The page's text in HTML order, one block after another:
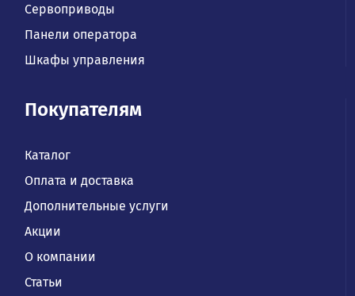
Сервоприводы
Панели оператора
Шкафы управления
Покупателям
Каталог
Оплата и доставка
Дополнительные услуги
Акции
О компании
Статьи